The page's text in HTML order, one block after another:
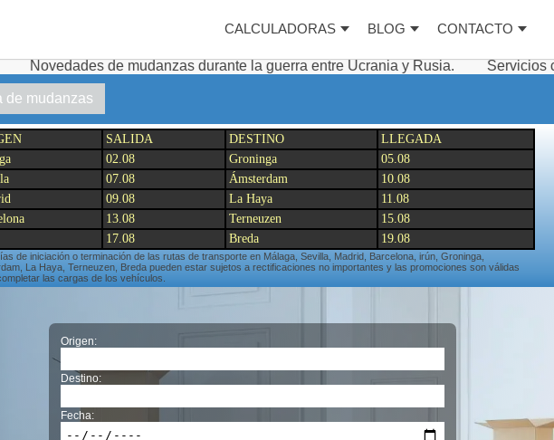
CALCULADORAS BLOG CONTACTO
de mudanzas durante la guerra entre Ucrania y Rusia. Servicios
de mudanzas
SALIDA DESTINO
LLEGADA
02.08 Groninga
05.08
07.08 Ámsterdam
10.08
09.08 La Haya
11.08
13.08 Terneuzen
15.08
17.08 Breda 19.08
de iniciación o terminación de las rutas de transporte en Málaga, Sevilla, Madrid, Barcelona, irún, Groninga,
La Haya, Terneuzen, Breda pueden estar sujetos a rectificaciones no importantes y las promociones son válidas
las cargas de los vehículos.
Origen:
Destino:
Fecha: